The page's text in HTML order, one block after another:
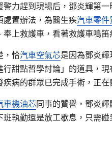
力趕到現場后，鄧炎輝第
處置辦法，為醫生疾汽車零件
上救護車，看著救護車鳴
，恰汽車空氣芯是因為鄧炎
甜點哲學討論」的道具，
疾病的群眾已完成手術，正在
車機油芯同事的贊譽，鄧炎
執勤還是放工歇息，只需